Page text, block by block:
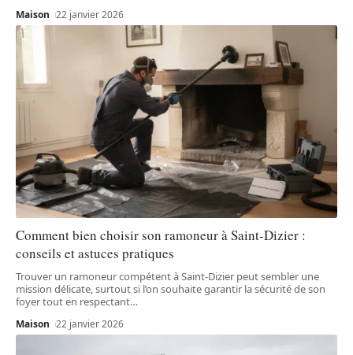
Maison 22 janvier 2026
Comment bien choisir son ramoneur à Saint-Dizier :
conseils et astuces pratiques
Trouver un ramoneur compétent à Saint-Dizier peut sembler une
mission délicate, surtout si l’on souhaite garantir la sécurité de son
foyer tout en respectant…
Maison 22 janvier 2026